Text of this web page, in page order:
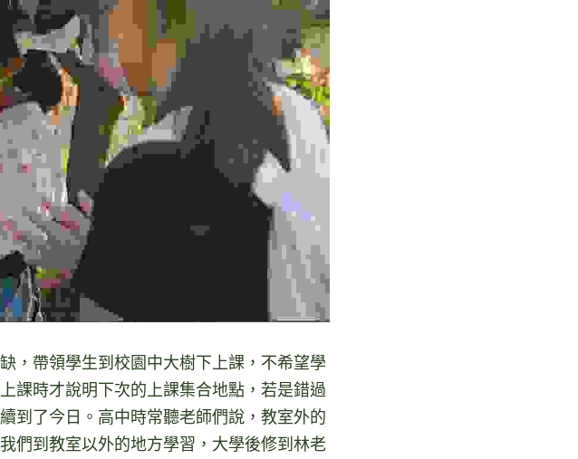
，帶領學生到校園中大樹下上課，不希望學
課時才說明下次的上課集合地點，若是錯過
到了今日。高中時常聽老師們說，教室外的
們到教室以外的地方學習，大學後修到林老